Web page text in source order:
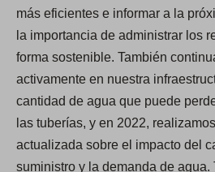
más eficientes e informar a la
la importancia de administrar los
forma sostenible. También
activamente en nuestra
cantidad de agua que puede
las tuberías, y en 2022,
actualizada sobre el impacto del
suministro y la demanda de agua.